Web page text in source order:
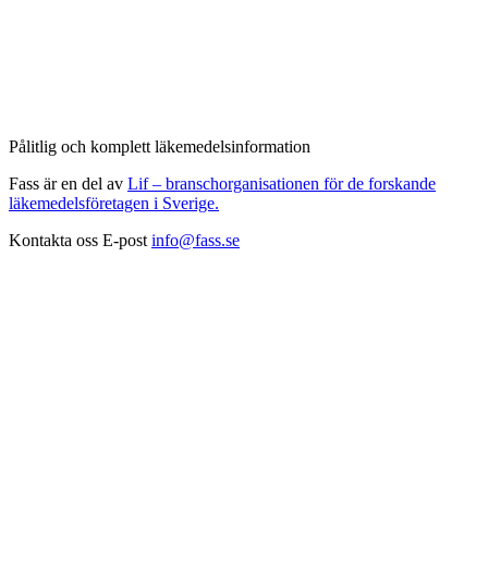
Pålitlig och komplett läkemedelsinformation
Fass är en del av Lif – branschorganisationen för de forskande
läkemedelsföretagen i Sverige.
Kontakta oss E-post info@fass.se